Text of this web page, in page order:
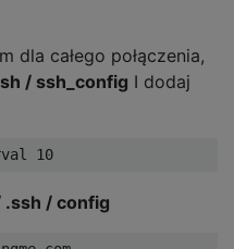
dla całego połączenia,
/ ssh_config I dodaj
10
.ssh / config